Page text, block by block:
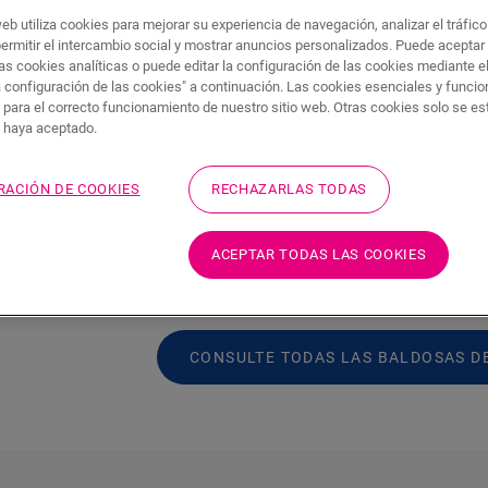
Quien afirme que los suelos de vinilo
prestado suficiente atención
laminados, con una gran cantidad de
vinilo combinan unafácil instalación
aspecto y tacto de los suelos de
son cómodos para caminar sobre ellos y
son mucho más que una simple
CONSULTE TODAS LAS BALDOSAS
utiliza cookies para mejorar su experiencia de navegación, analizar el
el intercambio social y mostrar anuncios personalizados. Puede aceptar
cookies analíticas o puede editar la configuración de las cookies mediante
configuración de las cookies" a continuación. Las cookies esenciales y
el correcto funcionamiento de nuestro sitio web. Otras cookies solo se
aceptado.
DE COOKIES RECHAZARLAS TODAS
ACEPTAR TODAS LAS COOKIES